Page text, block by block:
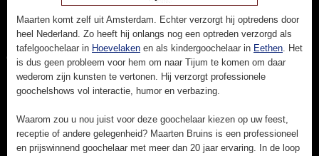
Maarten komt zelf uit Amsterdam. Echter verzorgt hij optredens door
heel Nederland. Zo heeft hij onlangs nog een optreden verzorgd als
tafelgoochelaar in Hoevelaken en als kindergoochelaar in Eethen. Het
is dus geen probleem voor hem om naar Tijum te komen om daar
wederom zijn kunsten te vertonen. Hij verzorgt professionele
goochelshows vol interactie, humor en verbazing.
Waarom zou u nou juist voor deze goochelaar kiezen op uw feest,
receptie of andere gelegenheid? Maarten Bruins is een professioneel
en prijswinnend goochelaar met meer dan 20 jaar ervaring. In de loop